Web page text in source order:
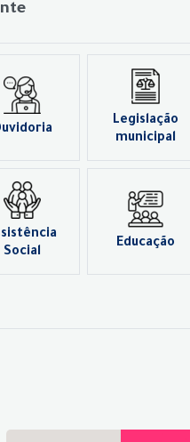
Legislação
municipal
Social
Educação